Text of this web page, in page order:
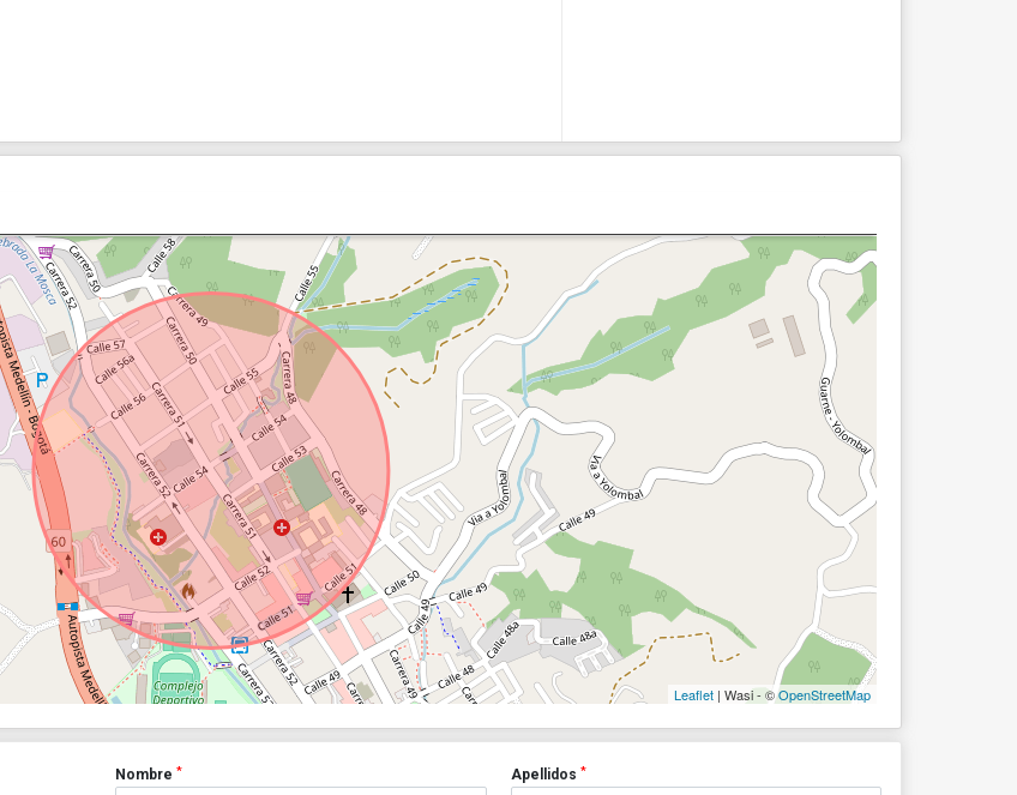
Leaflet | Wasi - ©OpenStreetMap
Nombre* Apellidos *